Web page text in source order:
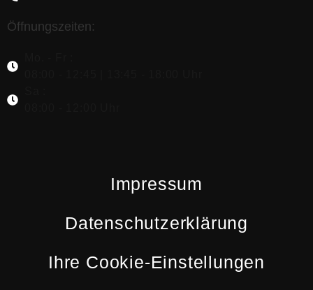
Öffnungszeiten:
Impressum
Datenschutzerklärung
Ihre Cookie-Einstellungen